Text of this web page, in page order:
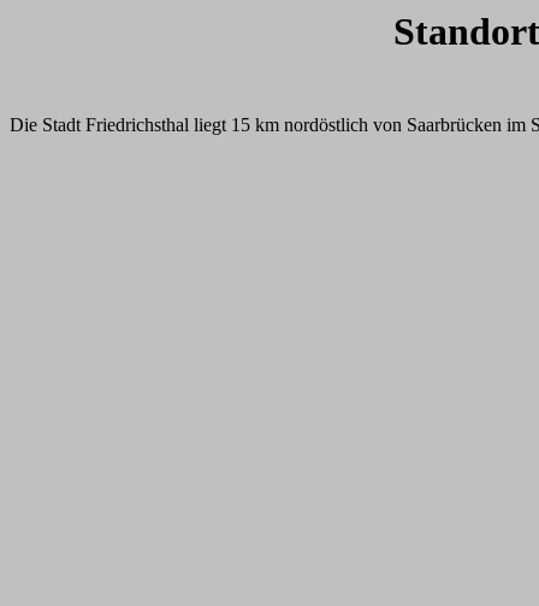
Die Stadt Friedrichsthal liegt 15 km nordöstlich von Saarbrücken im